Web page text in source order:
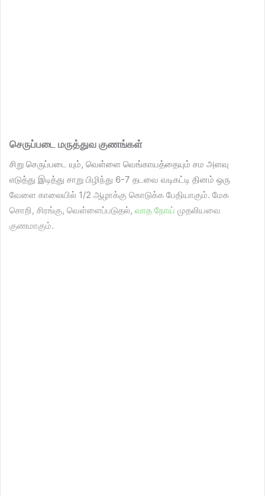
செருப்படை மருத்துவ குணங்கள்
சிறு செருப்படை யும், வெள்ளை வெங்காயத்தையும் சம அளவு
எடுத்து இடித்து சாறு பிழிந்து 6-7 தடவை வடிகட்டி தினம் ஒரு
வேளை காலையில் 1/2 ஆழாக்கு கொடுக்க பேதியாகும். மேக
சொறி, சிரங்கு, வெள்ளைப்படுதல், வாத நோய் முதலியவை
குணமாகும்.